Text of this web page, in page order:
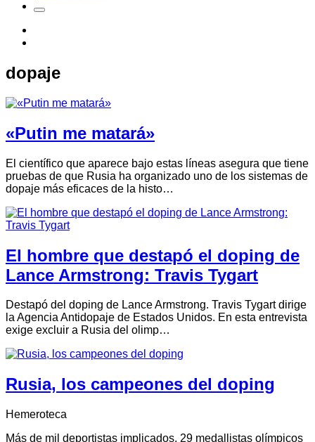
dopaje
«Putin me matará»
El científico que aparece bajo estas líneas asegura que tiene
pruebas de que Rusia ha organizado uno de los sistemas de
dopaje más eficaces de la histo…
El hombre que destapó el doping de
Lance Armstrong: Travis Tygart
Destapó del doping de Lance Armstrong. Travis Tygart dirige
la Agencia Antidopaje de Estados Unidos. En esta entrevista
exige excluir a Rusia del olimp…
Rusia, los campeones del doping
Hemeroteca
Más de mil deportistas implicados, 29 medallistas olímpicos